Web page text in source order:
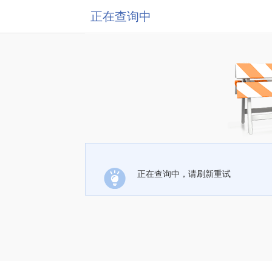
正在查询中
正在查询中，请刷新重试